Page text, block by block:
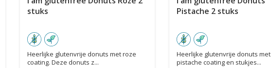
stuks
Heerlijke glutenvrije donuts met roze
coating. Deze donuts z...
Pistache 2 stuks
Heerlijke glutenvrije donuts met
pistache coating en stukjes...